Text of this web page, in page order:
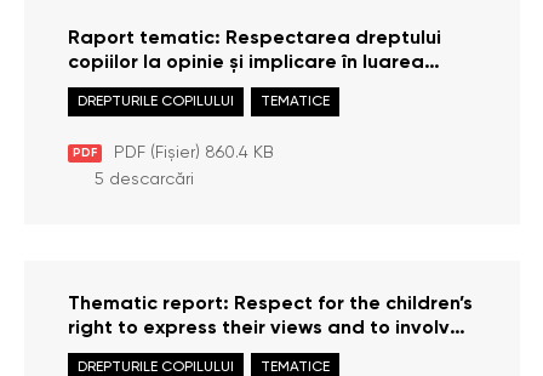
Raport tematic: Respectarea dreptului
copiilor la opinie și implicare în luarea
deciziilor
PDF PDF (Fișier) 860.4 KB
DREPTURILE COPILULUI TEMATICE
5 descarcări
Thematic report: Respect for the children’s
right to express their views and to involve
in decision-making
DREPTURILE COPILULUI TEMATICE